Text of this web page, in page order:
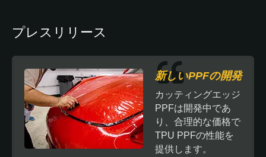
プレスリリース
新しいPPFの開発
カッティングエッジ
PPFは開発中であ
り、合理的な価格で
TPU PPFの性能を
提供します。